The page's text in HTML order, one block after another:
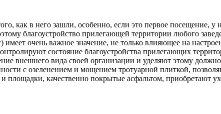
как в него зашли, особенно, если это первое посещение,
благоустройство прилегающей территории любого
очень важное значение, не только влияющее на
состояние благоустройства прилегающих
внешнего вида своей организации и уделяют этому
с озеленением и мощением тротуарной плиткой,
качественно покрытые асфальтом, приобретают